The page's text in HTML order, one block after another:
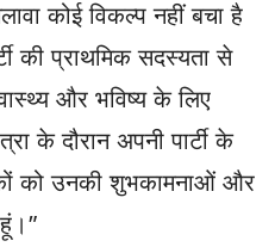
कोई विकल्प नहीं बचा है
की प्राथमिक सदस्यता से
और भविष्य के लिए
के दौरान अपनी पार्टी के
को उनकी शुभकामनाओं और